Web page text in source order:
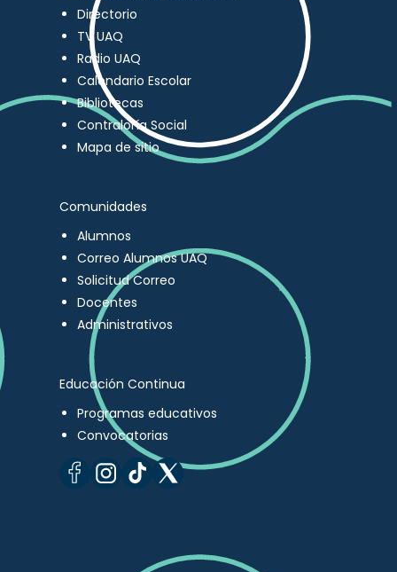
Directorio
TV UAQ
Radio UAQ
Calendario Escolar
Bibliotecas
Contraloría Social
Mapa de sitio
Comunidades
Alumnos
Correo Alumnos UAQ
Solicitud Correo
Docentes
Administrativos
Educación Continua
Programas educativos
Convocatorias